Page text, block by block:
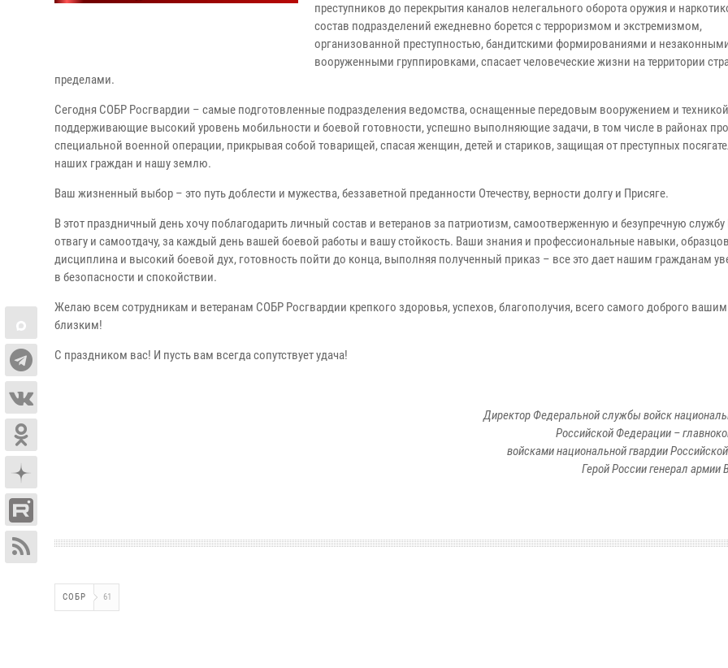
преступников до перекрытия каналов нелегального оборота оружия и
состав подразделений ежедневно борется с терроризмом и экстремизмом,
организованной преступностью, бандитскими формированиями и
вооруженными группировками, спасает человеческие жизни на территории
пределами.
Сегодня СОБР Росгвардии – самые подготовленные подразделения ведомства, оснащенные передовым вооружением и
поддерживающие высокий уровень мобильности и боевой готовности, успешно выполняющие задачи, в том числе в районах
специальной военной операции, прикрывая собой товарищей, спасая женщин, детей и стариков, защищая от преступных
наших граждан и нашу землю.
Ваш жизненный выбор – это путь доблести и мужества, беззаветной преданности Отечеству, верности долгу и Присяге.
В этот праздничный день хочу поблагодарить личный состав и ветеранов за патриотизм, самоотверженную и безупречную службу
отвагу и самоотдачу, за каждый день вашей боевой работы и вашу стойкость. Ваши знания и профессиональные навыки,
дисциплина и высокий боевой дух, готовность пойти до конца, выполняя полученный приказ – все это дает нашим гражданам
в безопасности и спокойствии.
Желаю всем сотрудникам и ветеранам СОБР Росгвардии крепкого здоровья, успехов, благополучия, всего самого доброго
близким!
С праздником вас! И пусть вам всегда сопутствует удача!
Директор Федеральной службы войск
Российской Федерации –
войсками национальной гвардии
Герой России генерал армии
СОБР 61